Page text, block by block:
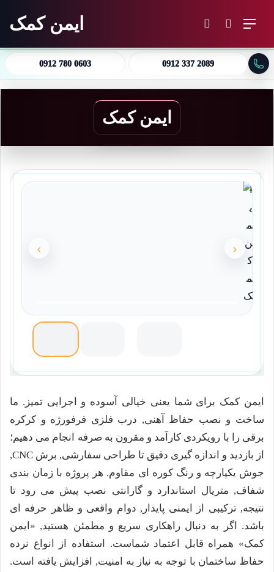
منو جستجو برای ایمن کمک
0912 780 0603 0912 337 2089
ایمن کمک
‹
›
ایمن کمک برای شما یعنی خیالی آسوده و اجرایی تمیز. ما
ساخت و نصب حفاظ آهنی, درب فلزی فرفورژه و کرکره
برقی را با رویکردی کارآمد و مقرون به صرفه انجام می دهیم؛
از بازدید و اندازه گیری دقیق تا طراحی سفارشی, برش CNC,
جوش یکپارچه و رنگ کوره ای مقاوم. هر پروژه با زمان بندی
شفاف, متریال استاندارد و گارانتی نصب پیش می رود تا
نتیجه, ترکیبی از ایمنی پایدار, دوام واقعی و ظاهر حرفه ای
باشد. اگر به دنبال راهکاری سریع و مطمئن هستید, «ایمن
کمک» همراه قابل اعتماد شماست. استفاده از انواع نرده
حفاظ ساختمان با توجه به نیاز به امنیت, افزایش یافته است.